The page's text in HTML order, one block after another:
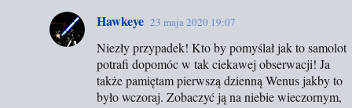
Hawkeye 23 maja 2020 19:07
Niezły przypadek! Kto by pomyślał jak to samolot
potrafi dopomóc w tak ciekawej obserwacji! Ja
także pamiętam pierwszą dzienną Wenus jakby to
było wczoraj. Zobaczyć ją na niebie wieczornym,